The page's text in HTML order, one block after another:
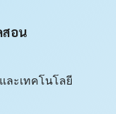
สอน​
ะเทคโนโลยี​